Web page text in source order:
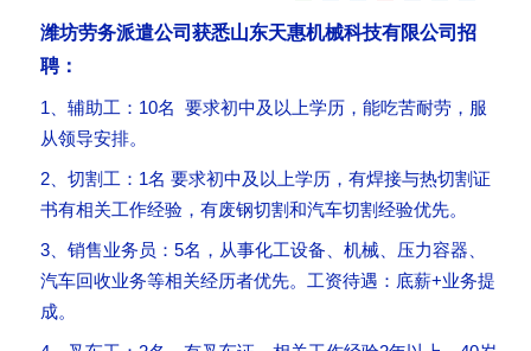
潍坊劳务派遣公司获悉山东天惠机械科技有限公司招
聘：
1、辅助工：10名 要求初中及以上学历，能吃苦耐劳，服
从领导安排。
2、切割工：1名 要求初中及以上学历，有焊接与热切割证
书有相关工作经验，有废钢切割和汽车切割经验优先。
3、销售业务员：5名，从事化工设备、机械、压力容器、
汽车回收业务等相关经历者优先。工资待遇：底薪+业务提
成。